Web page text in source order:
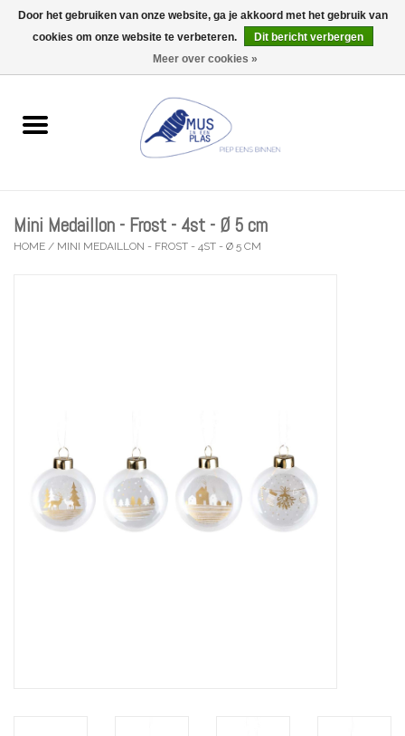
0 Artikelen - €0,00
Wenskaarten
Lifestyle
Koopjes
Mini Medaillon - Frost - 4st - Ø 5 cm
HOME / MINI MEDAILLON - FROST - 4ST - Ø 5 CM
Door het gebruiken van onze website, ga je akkoord met het gebruik van
cookies om onze website te verbeteren.
Dit bericht verbergen
Meer over cookies »
Wij zijn uitzonderlijk gesloten op Do 13/08